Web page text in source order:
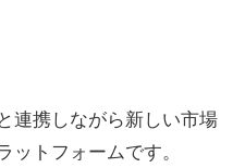
連携しながら新しい市場
トフォームです。